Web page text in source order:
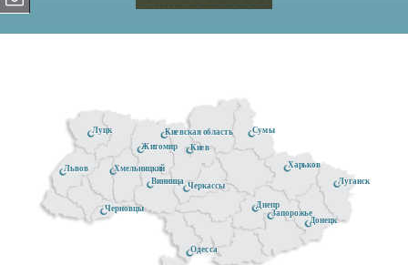
Черкассы
Черновцы
Сумы
Луганск
Одесса
Донецк
Киев
Днепр
Киевская область
Запорожье
Житомир
Винница
Хмельницкий
Луцк
Львов Харьков